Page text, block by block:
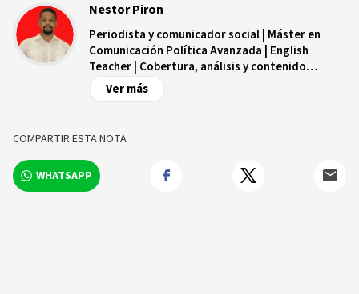
Nestor Piron
Periodista y comunicador social | Máster en
Comunicación Política Avanzada | English
Teacher | Cobertura, análisis y contenido
digital.
Ver más
COMPARTIR ESTA NOTA
WHATSAPP